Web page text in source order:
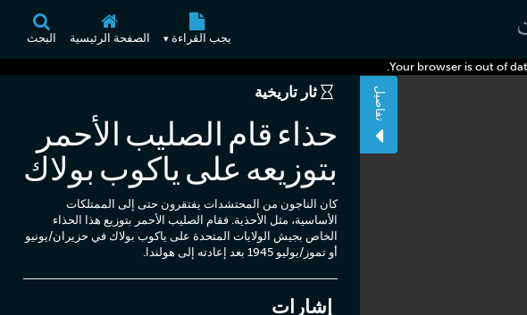
یجب القراءة▾ الصفحة الرئيسية البحث
Your browser is out of
تفاصيل ثار تاريخية
حذاء قام الصليب الأحمر
بتوزيعه على ياكوب بولاك
كان الناجون من المحتشدات يفتقرون حتى إلى الممتلكات
الأساسية، مثل الأحذية. فقام الصليب الأحمر بتوزيع هذا الحذاء
الخاص بجيش الولايات المتحدة على ياكوب بولاك في حزيران/يونيو
أو تموز/يوليو 1945 بعد إعادته إلى هولندا.
إشارات